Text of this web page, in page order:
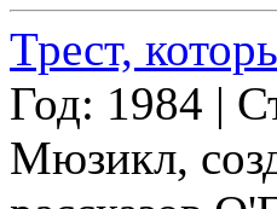
Трест,
Год: 1984 |
Мюзикл,